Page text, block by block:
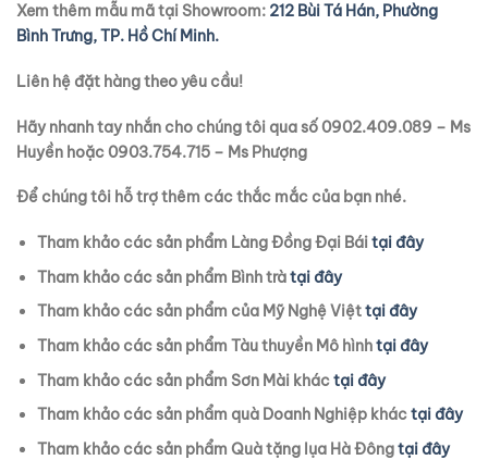
Xem thêm mẫu mã tại Showroom: 212 Bùi Tá Hán, Phường
Bình Trưng, TP. Hồ Chí Minh.
Liên hệ đặt hàng theo yêu cầu!
Hãy nhanh tay nhắn cho chúng tôi qua số 0902.409.089 – Ms
Huyền hoặc 0903.754.715 – Ms Phượng
Để chúng tôi hỗ trợ thêm các thắc mắc của bạn nhé.
Tham khảo các sản phẩm Làng Đồng Đại Báitại đây
Tham khảo các sản phẩm Bình tràtại đây
Tham khảo các sản phẩm của Mỹ Nghệ Việttại đây
Tham khảo các sản phẩm Tàu thuyền Mô hìnhtại đây
Tham khảo các sản phẩm Sơn Mài kháctại đây
Tham khảo các sản phẩm quà Doanh Nghiệp kháctại đây
Tham khảo các sản phẩm Quà tặng lụa Hà Đôngtại đây